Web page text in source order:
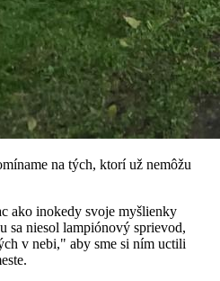
na tých, ktorí už nemôžu
ako inokedy svoje myšlienky
sa niesol lampiónový sprievod,
v nebi," aby sme si ním uctili